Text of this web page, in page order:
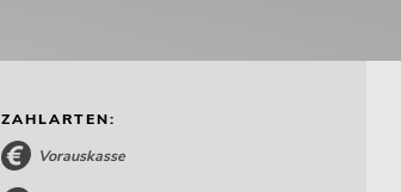
ZAHLARTEN:
Vorauskasse